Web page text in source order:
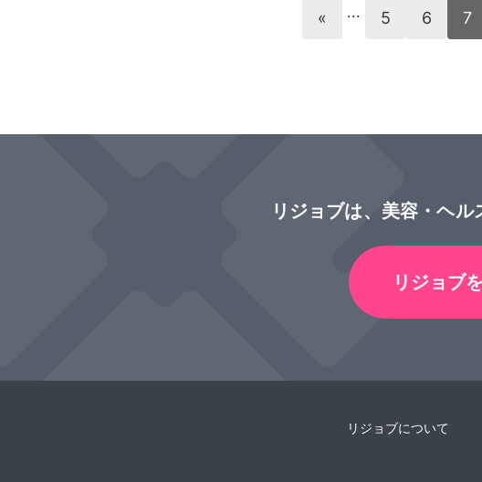
« ... 5 6 7
リジョブは、美容・ヘル
リジョブ
リジョブについて